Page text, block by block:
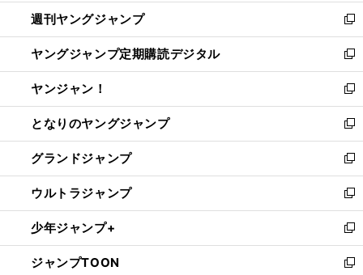
く
で
開
く
ン
ド
ウ
で
開
く
ウ
ィ
ン
ド
ウ
で
開
く
週刊ヤングジャンプ
新
し
い
ウ
ィ
ン
ド
ウ
で
開
く
ヤングジャンプ定期購読デジタル
新
し
い
ウ
ィ
ン
ド
ウ
で
開
く
ヤンジャン！
新
し
い
ウ
ィ
ン
ド
ウ
で
開
く
となりのヤングジャンプ
新
し
い
ウ
ィ
ン
ド
ウ
で
グランドジャンプ
新
し
い
ウ
ィ
ン
ド
ウルトラジャンプ
新
し
い
ウ
ィ
少年ジャンプ+
新
し
い
ジャンプTOON
新